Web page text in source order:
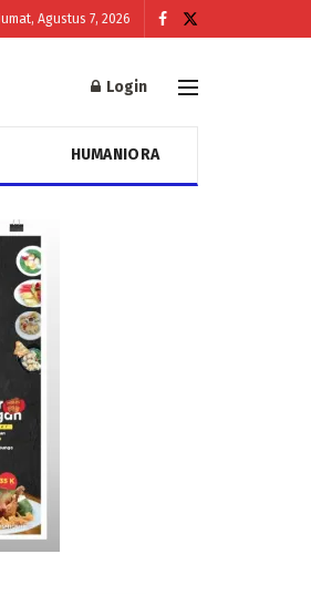
Jumat, Agustus 7, 2026
Login
HUMANIORA